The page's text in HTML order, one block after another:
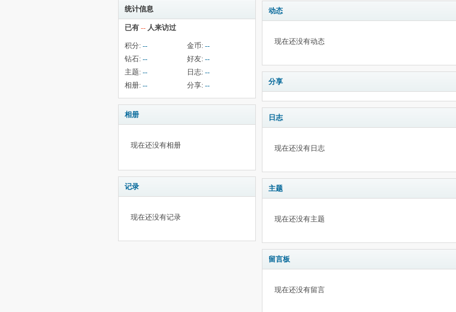
统计信息
已有 -- 人来访过
积分: -- 金币: --
钻石: -- 好友: --
主题: -- 日志: --
相册: -- 分享: --
相册
现在还没有相册
记录
现在还没有记录
动态
现在还没有动态
分享
日志
现在还没有日志
主题
现在还没有主题
留言板
现在还没有留言